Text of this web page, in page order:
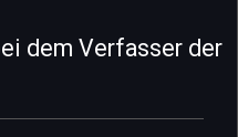
dem Verfasser der